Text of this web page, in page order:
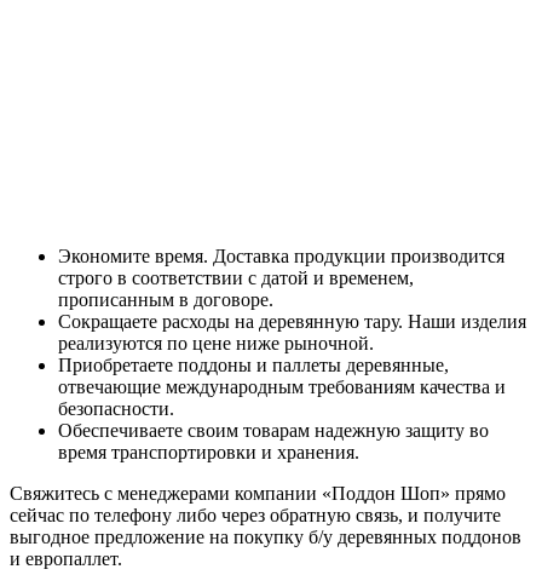
Экономите время. Доставка продукции производится
строго в соответствии с датой и временем,
прописанным в договоре.
Сокращаете расходы на деревянную тару. Наши изделия
реализуются по цене ниже рыночной.
Приобретаете поддоны и паллеты деревянные,
отвечающие международным требованиям качества и
безопасности.
Обеспечиваете своим товарам надежную защиту во
время транспортировки и хранения.
Свяжитесь с менеджерами компании «Поддон Шоп» прямо
сейчас по телефону либо через обратную связь, и получите
выгодное предложение на покупку б/у деревянных поддонов
и европаллет.